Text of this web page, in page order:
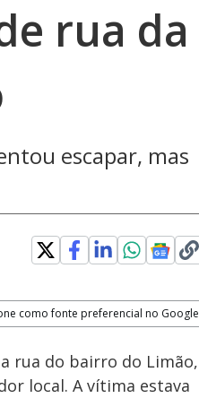
rua da
escapar, mas
como fonte preferencial no Google
rua do bairro do Limão,
local. A vítima estava